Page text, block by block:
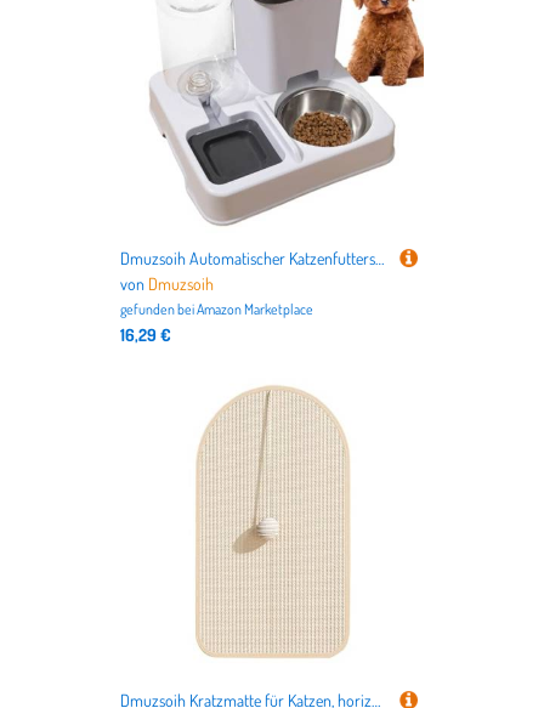
Dmuzsoih Automatischer Katzenfutterspender und -tränker, 27 x 25 x 21 cm, große Kapazität, Futterspender und Trinkzubehör für Zuhause, Wohnung, kleine und mittelgroße Tiere
von Dmuzsoih
gefunden beiAmazon Marketplace
16,29 €
Dmuzsoih Kratzmatte für Katzen, horizontal, Sisal, verschleißfestes Kratzspielzeug für Teppiche, Sofas, Böden